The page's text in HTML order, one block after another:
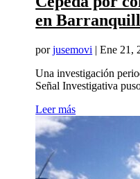
en
porjusemovi |Ene 21,
Una investigación
Señal Investigativa
Leer más